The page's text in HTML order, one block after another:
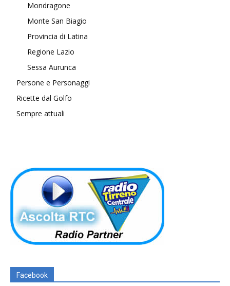
Mondragone
Monte San Biagio
Provincia di Latina
Regione Lazio
Sessa Aurunca
Persone e Personaggi
Ricette dal Golfo
Sempre attuali
Facebook